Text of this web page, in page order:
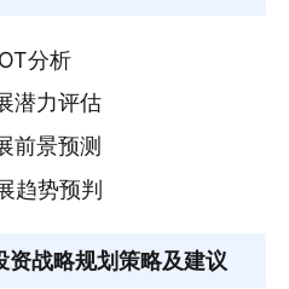
分析
潜力评估
前景预测
趋势预判
资战略规划策略及建议